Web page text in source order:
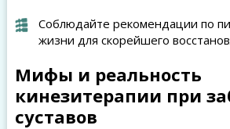
Соблюдайте рекомендации по
жизни для скорейшего
Мифы и реальность
кинезитерапии при
суставов